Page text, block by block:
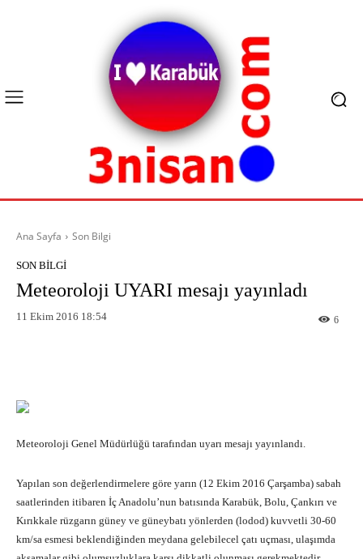
Ana Sayfa Son Bilgi
SON BILGI
Meteoroloji UYARI mesajı yayınladı
11 Ekim 2016 18:54 6
Meteoroloji Genel Müdürlüğü tarafından uyarı mesajı yayınlandı.
Yapılan son değerlendirmelere göre yarın (12 Ekim 2016 Çarşamba) sabah
saatlerinden itibaren İç Anadolu’nun batısında Karabük, Bolu, Çankırı ve
Kırıkkale rüzgarın güney ve güneybatı yönlerden (lodod) kuvvetli 30-60
km/sa esmesi beklendiğinden meydana gelebilecel çatı uçması, ulaşımda